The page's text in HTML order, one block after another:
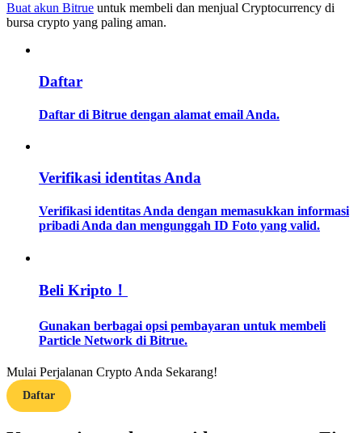
Strategi perdagangan
Pelajari cara untuk tetap menghasilkan keuntungan
Buat akun Bitrue untuk membeli dan menjual Cryptocurrency di
bursa crypto yang paling aman.
Daftar
Daftar di Bitrue dengan alamat email Anda.
Verifikasi identitas Anda
Verifikasi identitas Anda dengan memasukkan informasi
pribadi Anda dan mengunggah ID Foto yang valid.
Beli Kripto！
Gunakan berbagai opsi pembayaran untuk membeli
Particle Network di Bitrue.
Mulai Perjalanan Crypto Anda Sekarang!
Daftar